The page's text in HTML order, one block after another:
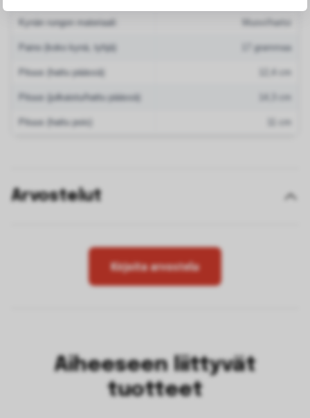
Kynän rungon materiaali: Muovi/hartsi
Paino (koko kynä, tyhjä) 17 grammaa
Pituus (hattu päässä)
Pituus (julkaistu/hattu päässä)
Pituus (hattu pois)
Arvostelut
Kirjoita arvostelu
Aiheeseen liittyvät
tuotteet